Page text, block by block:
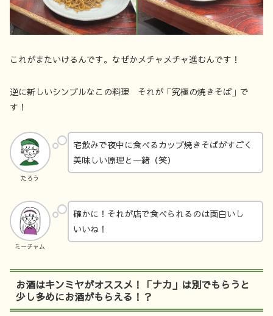
これがまたいけるんです。なぜかメチャメチャ進むんです！
逆に新しいシンプルなこの料理 それが「究極の焼きそば」で
す！
たろう
宅飲みで夜中に食べるカップ焼きそばがすごく
美味しい原理と一緒（笑）
ミーチャム
確かに！それが店で食べられるのは面白いし
いいね！
お酒はキンミヤがオススメ！「ナカ」は別でもらうと
少し多めにお酒がもらえる！？